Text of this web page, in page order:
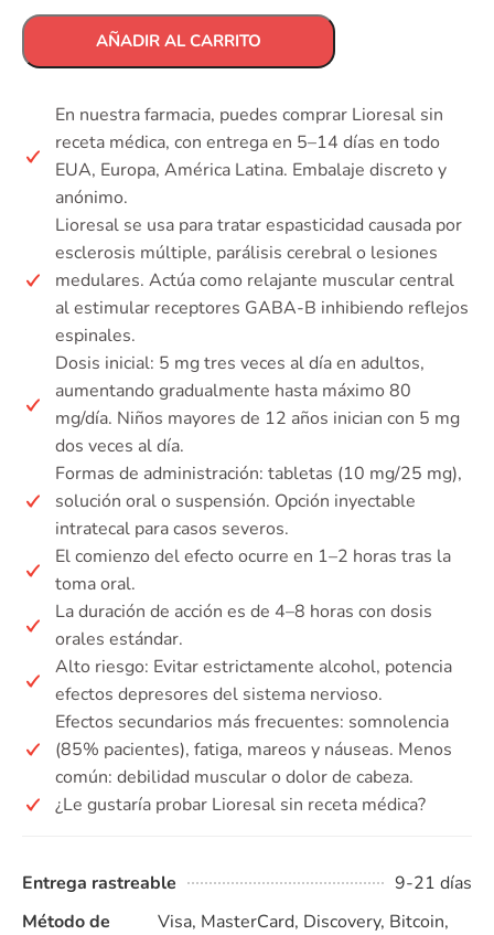
AÑADIR AL CARRITO
En nuestra farmacia, puedes comprar Lioresal sin
receta médica, con entrega en 5–14 días en todo
EUA, Europa, América Latina. Embalaje discreto y
anónimo.
Lioresal se usa para tratar espasticidad causada por
esclerosis múltiple, parálisis cerebral o lesiones
medulares. Actúa como relajante muscular central
al estimular receptores GABA-B inhibiendo reflejos
espinales.
Dosis inicial: 5 mg tres veces al día en adultos,
aumentando gradualmente hasta máximo 80
mg/día. Niños mayores de 12 años inician con 5 mg
dos veces al día.
Formas de administración: tabletas (10 mg/25 mg),
solución oral o suspensión. Opción inyectable
intratecal para casos severos.
El comienzo del efecto ocurre en 1–2 horas tras la
toma oral.
La duración de acción es de 4–8 horas con dosis
orales estándar.
Alto riesgo: Evitar estrictamente alcohol, potencia
efectos depresores del sistema nervioso.
Efectos secundarios más frecuentes: somnolencia
(85% pacientes), fatiga, mareos y náuseas. Menos
común: debilidad muscular o dolor de cabeza.
¿Le gustaría probar Lioresal sin receta médica?
Entrega rastreable
9-21 días
Método de
Visa, MasterCard, Discovery, Bitcoin,